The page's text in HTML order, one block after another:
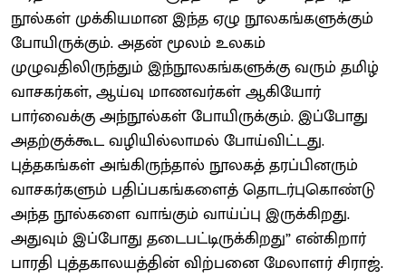
நூல்கள் முக்கியமான இந்த ஏழு நூலகங்களுக்கும்
போயிருக்கும். அதன் மூலம் உலகம்
முழுவதிலிருந்தும் இந்நூலகங்களுக்கு வரும் தமிழ்
வாசகர்கள், ஆய்வு மாணவர்கள் ஆகியோர்
பார்வைக்கு அந்நூல்கள் போயிருக்கும். இப்போது
அதற்குக்கூட வழியில்லாமல் போய்விட்டது.
புத்தகங்கள் அங்கிருந்தால் நூலகத் தரப்பினரும்
வாசகர்களும் பதிப்பகங்களைத் தொடர்புகொண்டு
அந்த நூல்களை வாங்கும் வாய்ப்பு இருக்கிறது.
அதுவும் இப்போது தடைபட்டிருக்கிறது” என்கிறார்
பாரதி புத்தகாலயத்தின் விற்பனை மேலாளர் சிராஜ்.